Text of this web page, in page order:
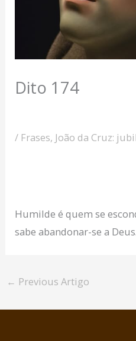
Dito 174
/ Frases, João da Cruz:
Humilde é quem se
sabe abandonar-se a Deus.
← Previous Artigo